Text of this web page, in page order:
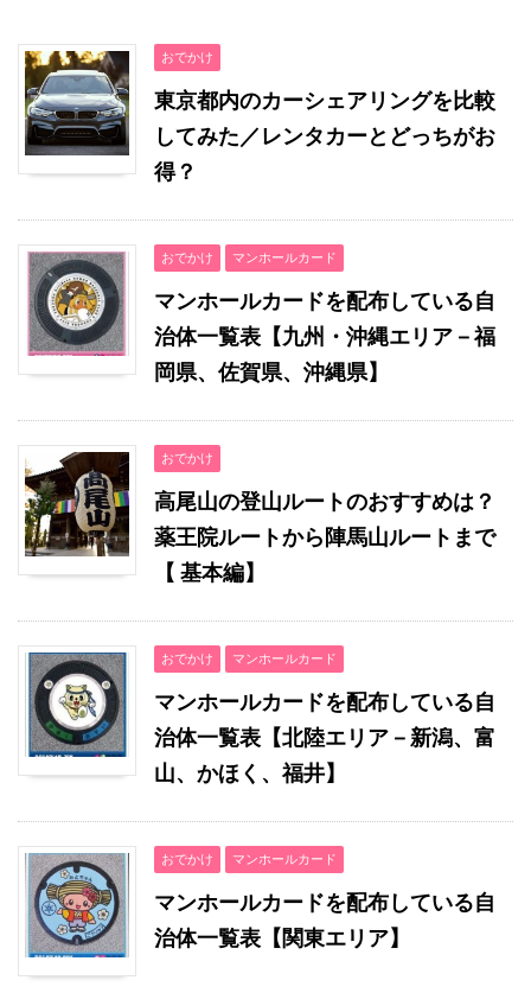
おでかけ
東京都内のカーシェアリングを比較
してみた／レンタカーとどっちがお
得？
おでかけ マンホールカード
マンホールカードを配布している自
治体一覧表【九州・沖縄エリア－福
岡県、佐賀県、沖縄県】
おでかけ
高尾山の登山ルートのおすすめは？
薬王院ルートから陣馬山ルートまで
【 基本編】
おでかけ マンホールカード
マンホールカードを配布している自
治体一覧表【北陸エリア－新潟、富
山、かほく、福井】
おでかけ マンホールカード
マンホールカードを配布している自
治体一覧表【関東エリア】